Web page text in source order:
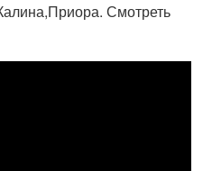
Смотреть